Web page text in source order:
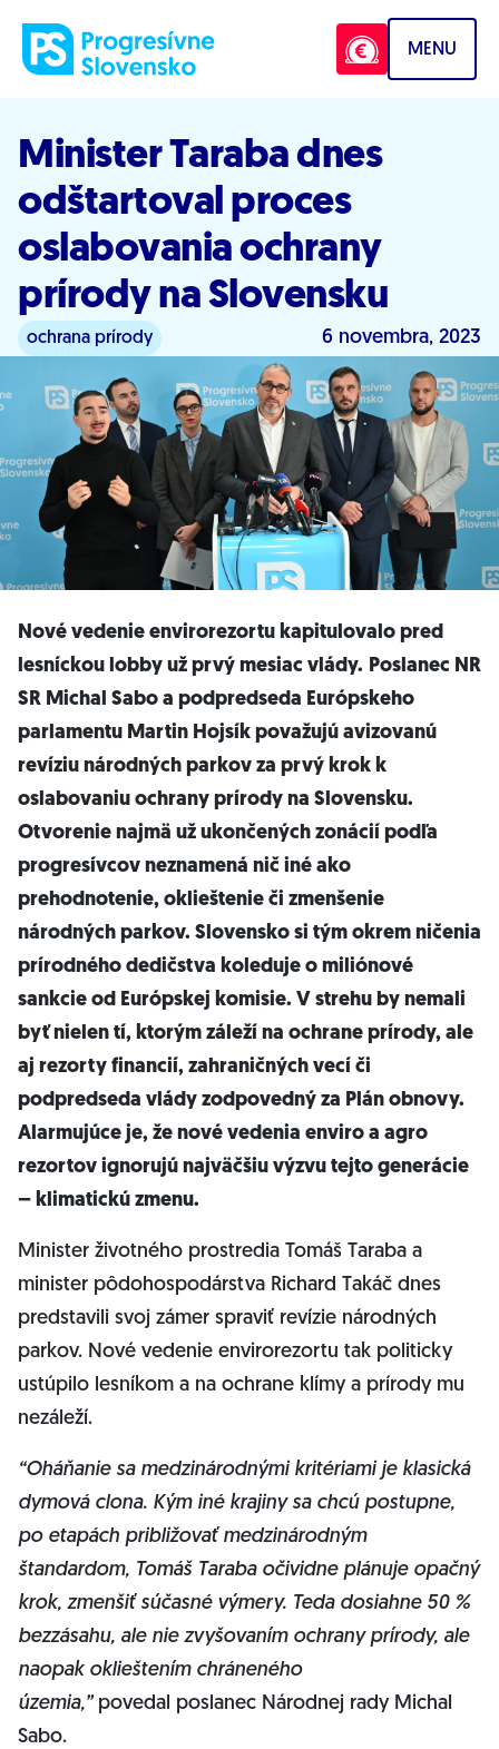
MENU
Minister Taraba dnes
odštartoval proces
oslabovania ochrany
prírody na Slovensku
ochrana prírody 6 novembra, 2023
Nové vedenie envirorezortu kapitulovalo pred
lesníckou lobby už prvý mesiac vlády. Poslanec NR
SR Michal Sabo a podpredseda Európskeho
parlamentu Martin Hojsík považujú avizovanú
revíziu národných parkov za prvý krok k
oslabovaniu ochrany prírody na Slovensku.
Otvorenie najmä už ukončených zonácií podľa
progresívcov neznamená nič iné ako
prehodnotenie, oklieštenie či zmenšenie
národných parkov. Slovensko si tým okrem ničenia
prírodného dedičstva koleduje o miliónové
sankcie od Európskej komisie. V strehu by nemali
byť nielen tí, ktorým záleží na ochrane prírody, ale
aj rezorty financií, zahraničných vecí či
podpredseda vlády zodpovedný za Plán obnovy.
Alarmujúce je, že nové vedenia enviro a agro
rezortov ignorujú najväčšiu výzvu tejto generácie
– klimatickú zmenu.
Minister životného prostredia Tomáš Taraba a
minister pôdohospodárstva Richard Takáč dnes
predstavili svoj zámer spraviť revízie národných
parkov. Nové vedenie envirorezortu tak politicky
ustúpilo lesníkom a na ochrane klímy a prírody mu
nezáleží.
“Oháňanie sa medzinárodnými kritériami je klasická
dymová clona. Kým iné krajiny sa chcú postupne,
po etapách približovať medzinárodným
štandardom, Tomáš Taraba očividne plánuje opačný
krok, zmenšiť súčasné výmery. Teda dosiahne 50 %
bezzásahu, ale nie zvyšovaním ochrany prírody, ale
naopak oklieštením chráneného
územia,” povedal poslanec Národnej rady Michal
Sabo.